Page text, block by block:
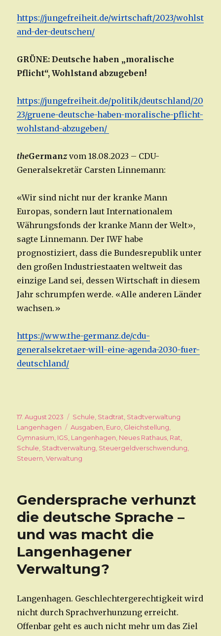
https://jungefreiheit.de/wirtschaft/2023/wohlst
and-der-deutschen/
GRÜNE: Deutsche haben „moralische
Pflicht“, Wohlstand abzugeben!
https://jungefreiheit.de/politik/deutschland/20
23/gruene-deutsche-haben-moralische-pflicht-
wohlstand-abzugeben/
theGermanz vom 18.08.2023 – CDU-
Generalsekretär Carsten Linnemann:
«Wir sind nicht nur der kranke Mann
Europas, sondern laut Internationalem
Währungsfonds der kranke Mann der Welt»,
sagte Linnemann. Der IWF habe
prognostiziert, dass die Bundesrepublik unter
den großen Industriestaaten weltweit das
einzige Land sei, dessen Wirtschaft in diesem
Jahr schrumpfen werde. «Alle anderen Länder
wachsen.»
https://www.the-germanz.de/cdu-
generalsekretaer-will-eine-agenda-2030-fuer-
deutschland/
Veröffentlicht
am
17. August 2023 Kategorien
Schule, Stadtrat, Stadtverwaltung
Langenhagen
Schlagwörter
Ausgaben, Euro, Gleichstellung,
Gymnasium, IGS, Langenhagen, Neues Rathaus, Rat,
Schule, Stadtverwaltung, Steuergeldverschwendung,
Steuern,Verwaltung
Gendersprache verhunzt
die deutsche Sprache –
und was macht die
Langenhagener
Verwaltung?
Langenhagen. Geschlechtergerechtigkeit wird
nicht durch Sprachverhunzung erreicht.
Offenbar geht es auch nicht mehr um das Ziel